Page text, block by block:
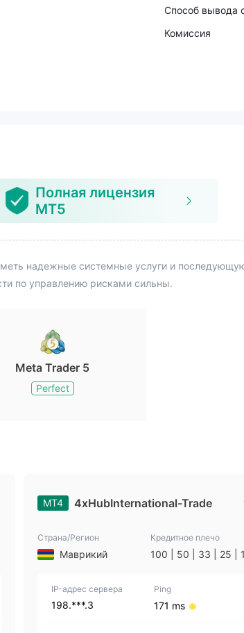
Способ вывода
Комиссия
Полная лицензия
MT5
надежные системные услуги и
по управлению рисками сильны.
Meta Trader 5
Perfect
MT4 4xHubInternational-Trade
Страна/Регион
Маврикий
Кредитное плечо
100 | 50 | 33 | 25 |
IP-адрес сервера
198.***.3
Ping
171 ms